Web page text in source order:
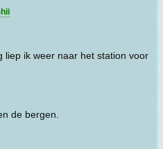
liep ik weer naar het station voor
de bergen.